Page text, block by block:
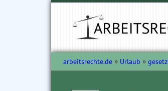
arbeitsrechte.de Urlaub